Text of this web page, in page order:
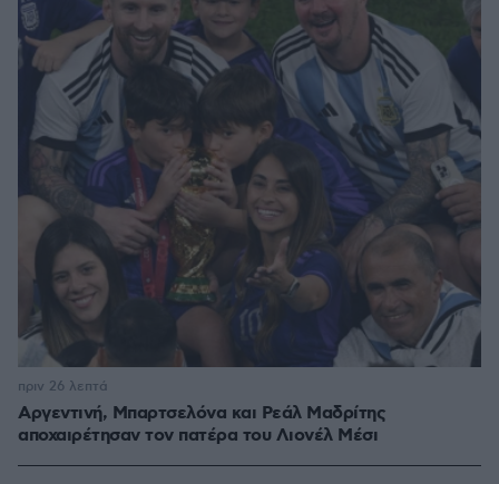
Αργεντινή, Μπαρτσελόνα και Ρεάλ Μαδρίτης
αποχαιρέτησαν τον πατέρα του Λιονέλ Μέσι
πριν 26 λεπτά